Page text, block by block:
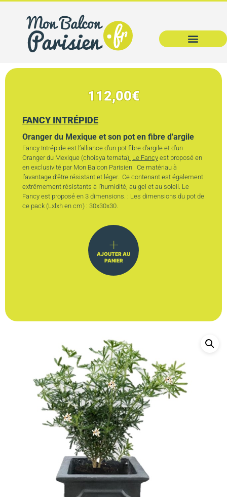
112,00€
FANCY INTRÉPIDE
Oranger du Mexique et son pot en fibre d'argile
Fancy Intrépide est l’alliance d’un pot fibre d’argile et d’un
Oranger du Mexique (choisya ternata). Le Fancy est proposé en
en exclusivité par Mon Balcon Parisien. Ce matériau à
l’avantage d’être résistant et léger. Ce contenant est également
extrêmement résistants à l’humidité, au gel et au soleil. Le
Fancy est proposé en 3 dimensions. : Les dimensions du pot de
ce pack (Lxlxh en cm) : 30x30x30.
AJOUTER AU
PANIER